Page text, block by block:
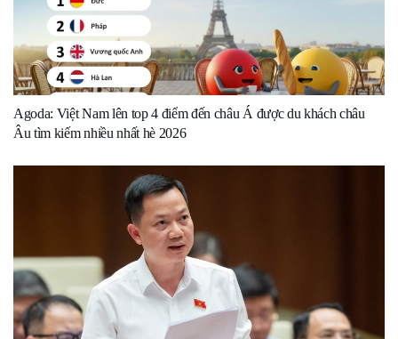
Agoda: Việt Nam lên top 4 điểm đến châu Á được du khách châu
Âu tìm kiếm nhiều nhất hè 2026